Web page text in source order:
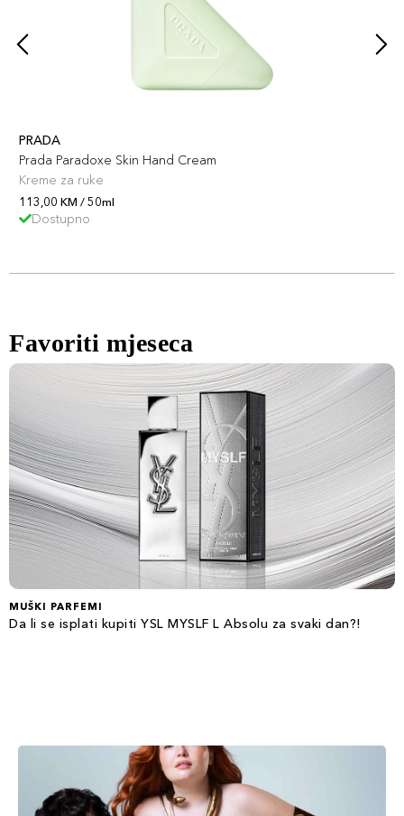
PRADA
Prada Paradoxe Skin Hand Cream
Kreme za ruke
113,00 KM / 50ml
Dostupno
Favoriti mjeseca
MUŠKI PARFEMI
Da li se isplati kupiti YSL MYSLF L Absolu za svaki dan?!